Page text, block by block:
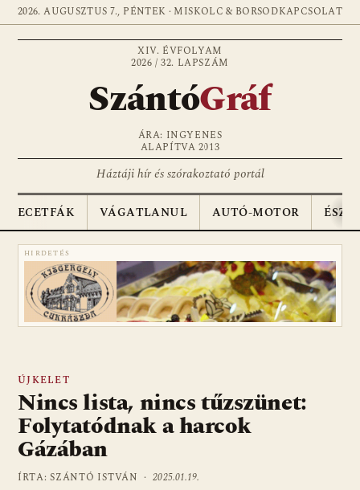
2026. AUGUSZTUS 7., PÉNTEK · MISKOLC & BORSODKAPCSOLAT
XIV. ÉVFOLYAM
2026 / 32. LAPSZÁM
SzántóGráf
ÁRA: INGYENES
ALAPÍTVA 2013
Háztáji hír és szórakoztató portál
ECETFÁK VÁGATLANUL AUTÓ-MOTOR
HIRDETÉS
ÚJKELET
Nincs lista, nincs tűzszünet:
Folytatódnak a harcok
Gázában
ÍRTA: SZÁNTÓ ISTVÁN ·2025.01.19.